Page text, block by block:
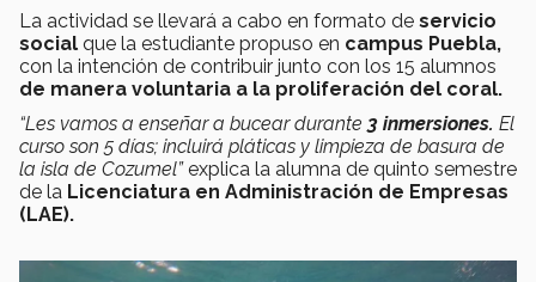
La actividad se llevará a cabo en formato de servicio
social que la estudiante propuso en campus Puebla,
con la intención de contribuir junto con los 15 alumnos
de manera voluntaria a la proliferación del coral.
“Les vamos a enseñar a bucear durante 3 inmersiones. El
curso son 5 días; incluirá pláticas y limpieza de basura de
la isla de Cozumel”explica la alumna de quinto semestre
de la Licenciatura en Administración de Empresas
(LAE).